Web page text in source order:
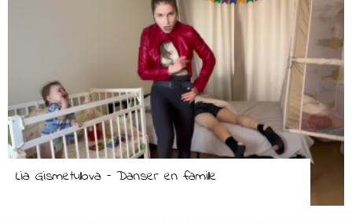
Lia Gismetullova – Danser en famille